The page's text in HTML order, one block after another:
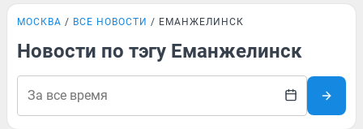
МОСКВА ВСЕ НОВОСТИ ЕМАНЖЕЛИНСК
Новости по тэгу Еманжелинск